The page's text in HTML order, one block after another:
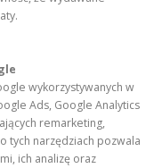
wykorzystywanych w
Ads, Google Analytics
remarketing,
tych narzędziach pozwala
ich analizę oraz